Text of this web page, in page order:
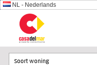
NL - Nederlands
Soort woning